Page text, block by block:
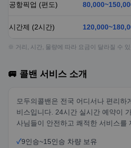
공항픽업 (편도)
시간제 (2시간)
※ 거리, 시간, 물량에 따라 요금이 달라질 수
🚐 콜밴 서비스 소개
모두의콜밴은 전국 어디서나 편리하
비스입니다. 24시간 실시간 예약이
사님들이 안전하고 쾌적한 서비스를
✓9인승~15인승 차량 보유